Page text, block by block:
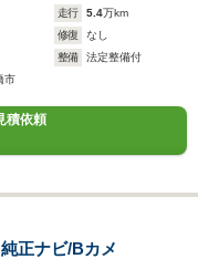
走行 5.4万km
修復
なし
整備
法定整備付
市
積依頼
正ナビ/Bカメ